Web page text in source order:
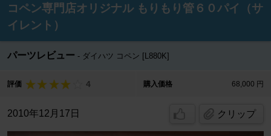
コペン専門店オリジナル もりもり管６０パイ（サ
イレント）
パーツレビュー ダイハツ コペン [L880K]
評価 4 購入価格 68,000 円
2010年12月17日 クリップ